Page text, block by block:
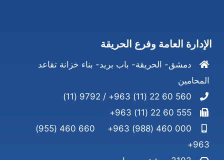
الإدارة العامة وفرع الحريقة
دمشق- الحريقة- باب بريد- بناء خزانة تقاعد
المحامين
560 60 22 (11) 963+ / 9792 (11)
555 60 22 (11) 963+
000 460 (988) 963+
660 460 (955)
963+